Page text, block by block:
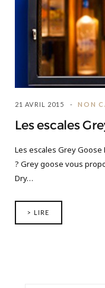
21 AVRIL 2015 NON
Les escales
Les escales Grey
? Grey goose vous
Dry…
> LIRE